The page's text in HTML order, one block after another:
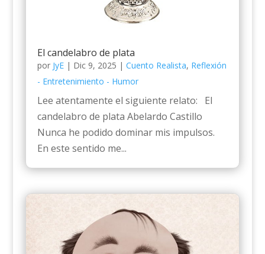
El candelabro de plata
por JyE| Dic 9, 2025 | Cuento Realista, Reflexión
- Entretenimiento - Humor
Lee atentamente el siguiente relato: El
candelabro de plata Abelardo Castillo
Nunca he podido dominar mis impulsos.
En este sentido me...